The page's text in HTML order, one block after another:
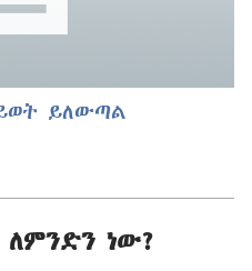
ይለውጣል
ነው?